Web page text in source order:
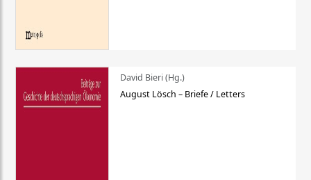
David Bieri (Hg.)
August Lösch – Briefe / Letters